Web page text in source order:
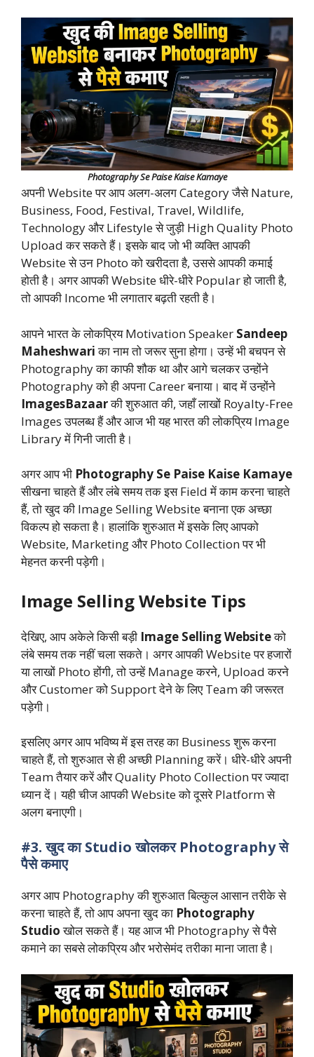
Photography Se Paise Kaise Kamaye
अपनी Website पर आप अलग-अलग Category जैसे Nature,
Business, Food, Festival, Travel, Wildlife,
Technology और Lifestyle से जुड़ी High Quality Photo
Upload कर सकते हैं। इसके बाद जो भी व्यक्ति आपकी
Website से उन Photo को खरीदता है, उससे आपकी कमाई
होती है। अगर आपकी Website धीरे-धीरे Popular हो जाती है,
तो आपकी Income भी लगातार बढ़ती रहती है।
आपने भारत के लोकप्रिय Motivation Speaker Sandeep
Maheshwariका नाम तो जरूर सुना होगा। उन्हें भी बचपन से
Photography का काफी शौक था और आगे चलकर उन्होंने
Photography को ही अपना Career बनाया। बाद में उन्होंने
ImagesBazaarकी शुरुआत की, जहाँ लाखों Royalty-Free
Images उपलब्ध हैं और आज भी यह भारत की लोकप्रिय Image
Library में गिनी जाती है।
अगर आप भी Photography Se Paise Kaise Kamaye
सीखना चाहते हैं और लंबे समय तक इस Field में काम करना चाहते
हैं, तो खुद की Image Selling Website बनाना एक अच्छा
विकल्प हो सकता है। हालांकि शुरुआत में इसके लिए आपको
Website, Marketing और Photo Collection पर भी
मेहनत करनी पड़ेगी।
Image Selling Website Tips
देखिए, आप अकेले किसी बड़ी Image Selling Websiteको
लंबे समय तक नहीं चला सकते। अगर आपकी Website पर हजारों
या लाखों Photo होंगी, तो उन्हें Manage करने, Upload करने
और Customer को Support देने के लिए Team की जरूरत
पड़ेगी।
इसलिए अगर आप भविष्य में इस तरह का Business शुरू करना
चाहते हैं, तो शुरुआत से ही अच्छी Planning करें। धीरे-धीरे अपनी
Team तैयार करें और Quality Photo Collection पर ज्यादा
ध्यान दें। यही चीज आपकी Website को दूसरे Platform से
अलग बनाएगी।
#3. खुद का Studio खोलकर Photography से
पैसे कमाए
अगर आप Photography की शुरुआत बिल्कुल आसान तरीके से
करना चाहते हैं, तो आप अपना खुद का Photography
Studioखोल सकते हैं। यह आज भी Photography से पैसे
कमाने का सबसे लोकप्रिय और भरोसेमंद तरीका माना जाता है।